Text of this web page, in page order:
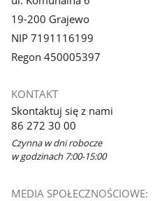
19-200 Grajewo
NIP 7191116199
Regon 450005397
KONTAKT
Skontaktuj się z nami
86 272 30 00
Czynna w dni robocze
w godzinach 7:00-15:00
MEDIA SPOŁECZNOŚCIOWE: